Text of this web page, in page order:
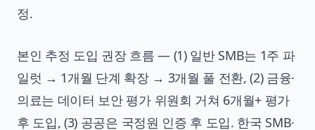
정.
본인 추정 도입 권장 흐름 — (1) 일반 SMB는 1주 파
일럿 → 1개월 단계 확장 → 3개월 풀 전환, (2) 금융·
의료는 데이터 보안 평가 위원회 거쳐 6개월+ 평가
후 도입, (3) 공공은 국정원 인증 후 도입. 한국 SMB·